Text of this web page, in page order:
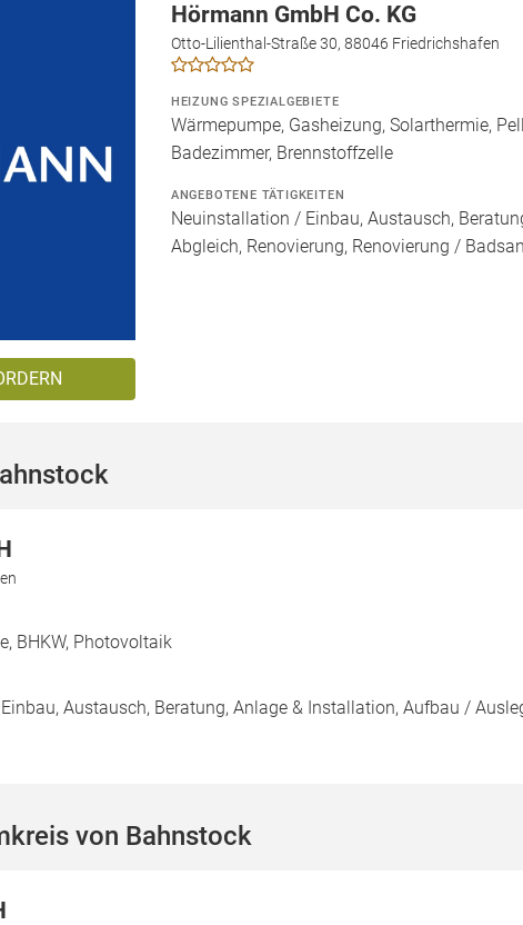
Hörmann GmbH Co. KG
Otto-Lilienthal-Straße 30, 88046 Friedrichshafen
HEIZUNG SPEZIALGEBIETE
Wärmepumpe, Gasheizung, Solarthermie,
Badezimmer, Brennstoffzelle
ANGEBOTENE TÄTIGKEITEN
Neuinstallation / Einbau, Austausch,
Abgleich, Renovierung, Renovierung /
BHKW, Photovoltaik
Austausch, Beratung, Anlage & Installation, Aufbau /
von Bahnstock